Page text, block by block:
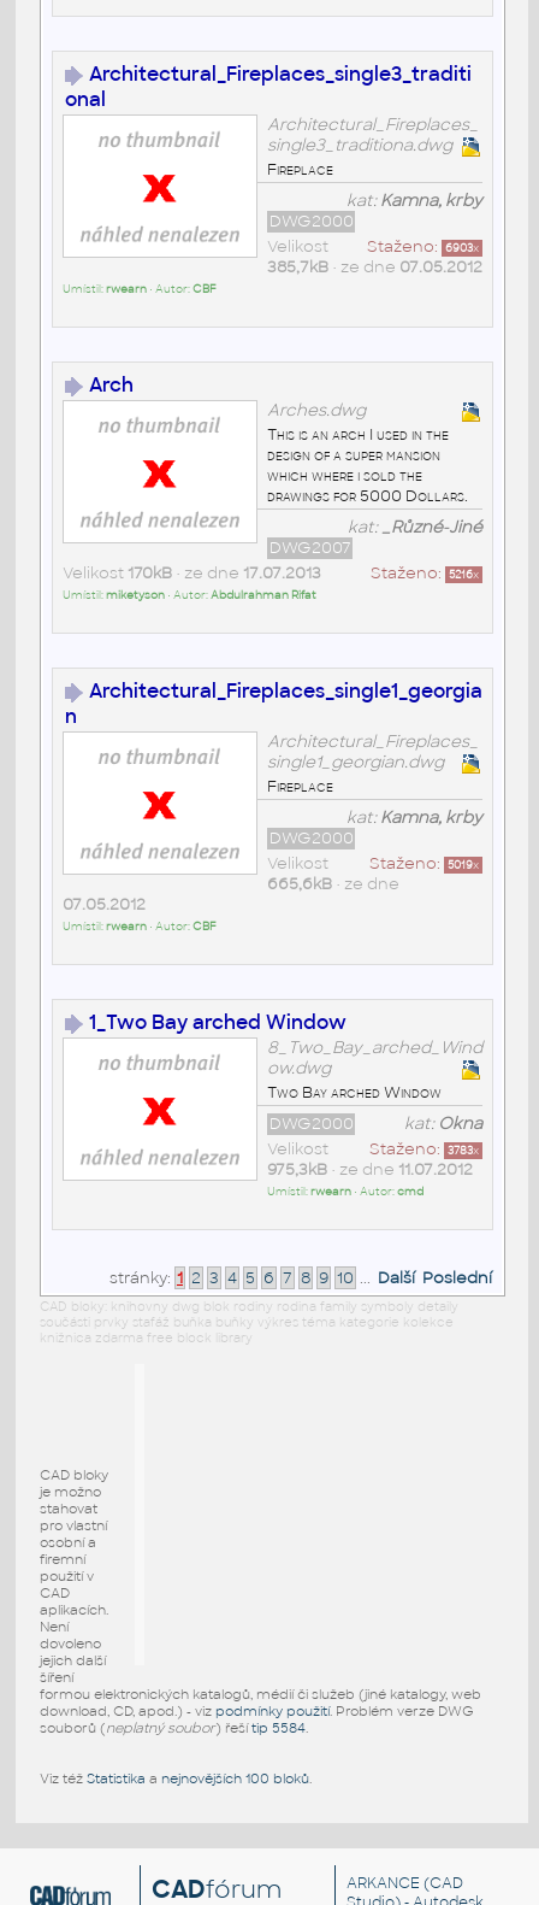
Architectural_Fireplaces_single3_traditi
onal
Architectural_Fireplaces_
single3_traditiona.dwg
Fireplace
kat:Kamna, krby
DWG2000
Staženo: 6903x
Velikost
385,7kB• ze dne 07.05.2012
Umístil:rwearn• Autor:CBF
Arch
Arches.dwg
This is an arch I used in the
design of a super mansion
which where i sold the
drawings for 5000 Dollars.
kat:_Různé-Jiné
DWG2007
Staženo: 5216x
Velikost 170kB• ze dne 17.07.2013
Umístil:miketyson• Autor:Abdulrahman Rifat
Architectural_Fireplaces_single1_georgia
n
Architectural_Fireplaces_
single1_georgian.dwg
Fireplace
kat:Kamna, krby
DWG2000
Staženo: 5019x
Velikost
665,6kB• ze dne
07.05.2012
Umístil:rwearn• Autor:CBF
1_Two Bay arched Window
8_Two_Bay_arched_Wind
ow.dwg
Two Bay arched Window
kat: Okna
DWG2000
Staženo: 3783x
Velikost
975,3kB• ze dne 11.07.2012
Umístil:rwearn• Autor:cmd
stránky: 1 2 3 4 5 6 7 8 9 10 ... Další Poslední
CAD bloky: knihovny dwg blok rodiny rodina family symboly detaily
součásti prvky stafáž buňka buňky výkres téma kategorie kolekce
knižnica zdarma free block library
CAD bloky
je možno
stahovat
pro vlastní
osobní a
firemní
použití v
CAD
aplikacích.
Není
dovoleno
jejich další
šíření
formou elektronických katalogů, médií či služeb (jiné katalogy, web
download, CD, apod.) - viz podmínky použití. Problém verze DWG
souborů (neplatný soubor) řešítip 5584.
Viz též Statistika a nejnovějších 100 bloků.
CADfórum ARKANCE (CAD